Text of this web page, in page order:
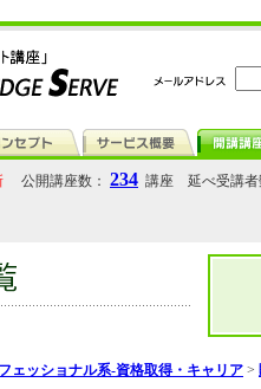
公開講座数： 234 講座 延べ受講者
ェッショナル系-資格取得・キャリア >